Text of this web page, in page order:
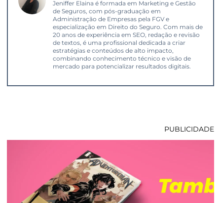
Jeniffer Elaina é formada em Marketing e Gestão
de Seguros, com pós-graduação em
Administração de Empresas pela FGV e
especialização em Direito do Seguro. Com mais de
20 anos de experiência em SEO, redação e revisão
de textos, é uma profissional dedicada a criar
estratégias e conteúdos de alto impacto,
combinando conhecimento técnico e visão de
mercado para potencializar resultados digitais.
PUBLICIDADE